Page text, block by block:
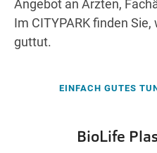
Angebot an Ärzten,
Im CITYPARK finden
guttut.
EINFACH GUTES
BioLife